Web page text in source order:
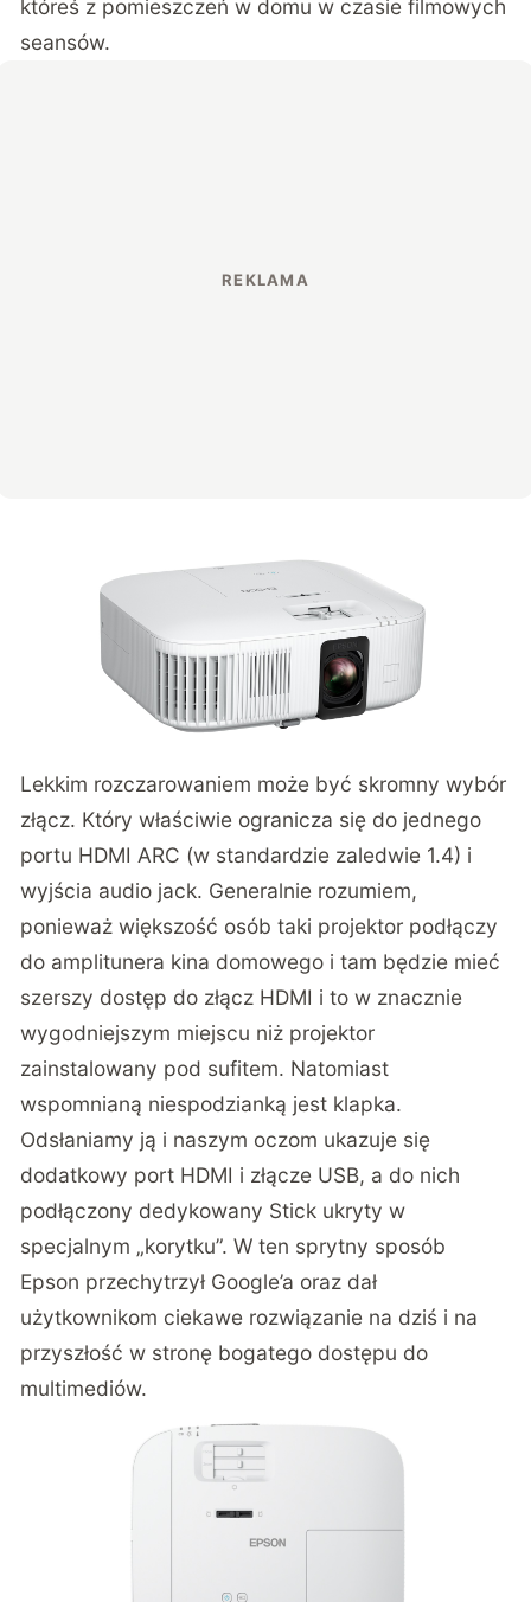
któreś z pomieszczeń w domu w czasie filmowych
seansów.
Lekkim rozczarowaniem może być skromny wybór
złącz. Który właściwie ogranicza się do jednego
portu HDMI ARC (w standardzie zaledwie 1.4) i
wyjścia audio jack. Generalnie rozumiem,
ponieważ większość osób taki projektor podłączy
do amplitunera kina domowego i tam będzie mieć
szerszy dostęp do złącz HDMI i to w znacznie
wygodniejszym miejscu niż projektor
zainstalowany pod sufitem. Natomiast
wspomnianą niespodzianką jest klapka.
Odsłaniamy ją i naszym oczom ukazuje się
dodatkowy port HDMI i złącze USB, a do nich
podłączony dedykowany Stick ukryty w
specjalnym „korytku”. W ten sprytny sposób
Epson przechytrzył Google’a oraz dał
użytkownikom ciekawe rozwiązanie na dziś i na
przyszłość w stronę bogatego dostępu do
multimediów.